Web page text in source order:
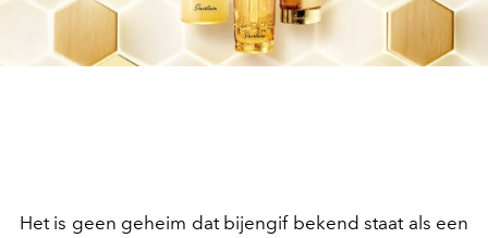
Het is geen geheim dat bijengif bekend staat als een